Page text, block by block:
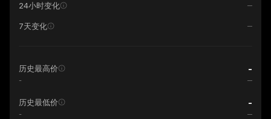
24小时变化
7天变化
历史最高价 -
-
历史最低价 -
-